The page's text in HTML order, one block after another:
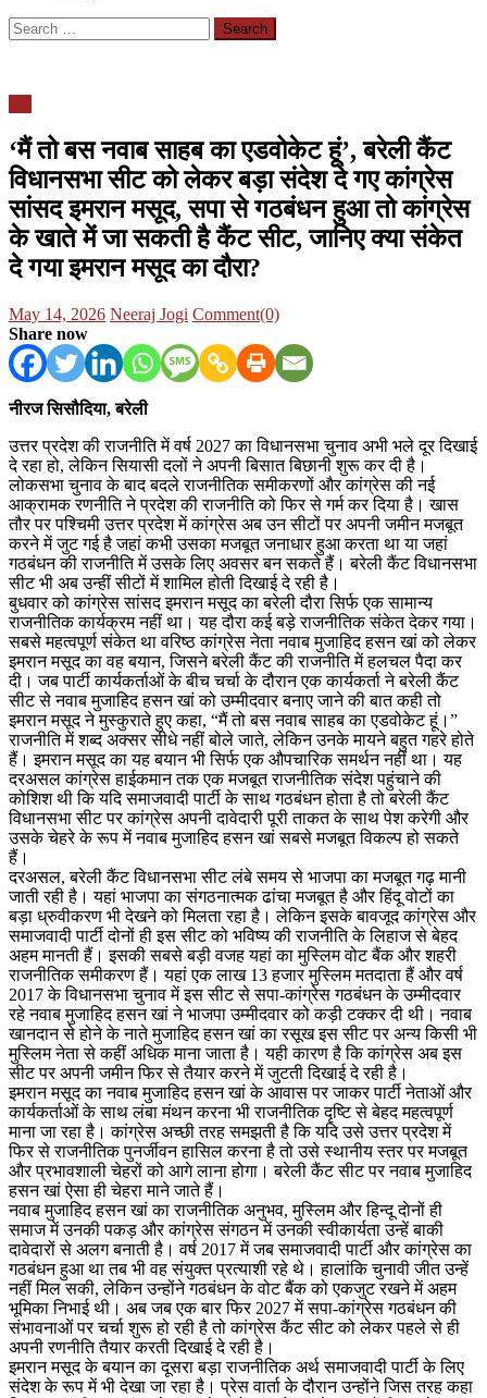
Search
for:
‘मैं तो बस नवाब साहब का एडवोकेट हूं’, बरेली कैंट
विधानसभा सीट को लेकर बड़ा संदेश दे गए कांग्रेस
सांसद इमरान मसूद, सपा से गठबंधन हुआ तो कांग्रेस
के खाते में जा सकती है कैंट सीट, जानिए क्या संकेत
दे गया इमरान मसूद का दौरा?
Posted
on
May 14, 2026 Author
Neeraj Jogi Comment(0)
Share now
नीरज सिसौदिया, बरेली
उत्तर प्रदेश की राजनीति में वर्ष 2027 का विधानसभा चुनाव अभी भले दूर दिखाई
दे रहा हो, लेकिन सियासी दलों ने अपनी बिसात बिछानी शुरू कर दी है।
लोकसभा चुनाव के बाद बदले राजनीतिक समीकरणों और कांग्रेस की नई
आक्रामक रणनीति ने प्रदेश की राजनीति को फिर से गर्म कर दिया है। खास
तौर पर पश्चिमी उत्तर प्रदेश में कांग्रेस अब उन सीटों पर अपनी जमीन मजबूत
करने में जुट गई है जहां कभी उसका मजबूत जनाधार हुआ करता था या जहां
गठबंधन की राजनीति में उसके लिए अवसर बन सकते हैं। बरेली कैंट विधानसभा
सीट भी अब उन्हीं सीटों में शामिल होती दिखाई दे रही है।
बुधवार को कांग्रेस सांसद इमरान मसूद का बरेली दौरा सिर्फ एक सामान्य
राजनीतिक कार्यक्रम नहीं था। यह दौरा कई बड़े राजनीतिक संकेत देकर गया।
सबसे महत्वपूर्ण संकेत था वरिष्ठ कांग्रेस नेता नवाब मुजाहिद हसन खां को लेकर
इमरान मसूद का वह बयान, जिसने बरेली कैंट की राजनीति में हलचल पैदा कर
दी। जब पार्टी कार्यकर्ताओं के बीच चर्चा के दौरान एक कार्यकर्ता ने बरेली कैंट
सीट से नवाब मुजाहिद हसन खां को उम्मीदवार बनाए जाने की बात कही तो
इमरान मसूद ने मुस्कुराते हुए कहा, “मैं तो बस नवाब साहब का एडवोकेट हूं।”
राजनीति में शब्द अक्सर सीधे नहीं बोले जाते, लेकिन उनके मायने बहुत गहरे होते
हैं। इमरान मसूद का यह बयान भी सिर्फ एक औपचारिक समर्थन नहीं था। यह
दरअसल कांग्रेस हाईकमान तक एक मजबूत राजनीतिक संदेश पहुंचाने की
कोशिश थी कि यदि समाजवादी पार्टी के साथ गठबंधन होता है तो बरेली कैंट
विधानसभा सीट पर कांग्रेस अपनी दावेदारी पूरी ताकत के साथ पेश करेगी और
उसके चेहरे के रूप में नवाब मुजाहिद हसन खां सबसे मजबूत विकल्प हो सकते
हैं।
दरअसल, बरेली कैंट विधानसभा सीट लंबे समय से भाजपा का मजबूत गढ़ मानी
जाती रही है। यहां भाजपा का संगठनात्मक ढांचा मजबूत है और हिंदू वोटों का
बड़ा ध्रुवीकरण भी देखने को मिलता रहा है। लेकिन इसके बावजूद कांग्रेस और
समाजवादी पार्टी दोनों ही इस सीट को भविष्य की राजनीति के लिहाज से बेहद
अहम मानती हैं। इसकी सबसे बड़ी वजह यहां का मुस्लिम वोट बैंक और शहरी
राजनीतिक समीकरण हैं। यहां एक लाख 13 हजार मुस्लिम मतदाता हैं और वर्ष
2017 के विधानसभा चुनाव में इस सीट से सपा-कांग्रेस गठबंधन के उम्मीदवार
रहे नवाब मुजाहिद हसन खां ने भाजपा उम्मीदवार को कड़ी टक्कर दी थी। नवाब
खानदान से होने के नाते मुजाहिद हसन खां का रसूख इस सीट पर अन्य किसी भी
मुस्लिम नेता से कहीं अधिक माना जाता है। यही कारण है कि कांग्रेस अब इस
सीट पर अपनी जमीन फिर से तैयार करने में जुटती दिखाई दे रही है।
इमरान मसूद का नवाब मुजाहिद हसन खां के आवास पर जाकर पार्टी नेताओं और
कार्यकर्ताओं के साथ लंबा मंथन करना भी राजनीतिक दृष्टि से बेहद महत्वपूर्ण
माना जा रहा है। कांग्रेस अच्छी तरह समझती है कि यदि उसे उत्तर प्रदेश में
फिर से राजनीतिक पुनर्जीवन हासिल करना है तो उसे स्थानीय स्तर पर मजबूत
और प्रभावशाली चेहरों को आगे लाना होगा। बरेली कैंट सीट पर नवाब मुजाहिद
हसन खां ऐसा ही चेहरा माने जाते हैं।
नवाब मुजाहिद हसन खां का राजनीतिक अनुभव, मुस्लिम और हिन्दू दाेनों ही
समाज में उनकी पकड़ और कांग्रेस संगठन में उनकी स्वीकार्यता उन्हें बाकी
दावेदारों से अलग बनाती है। वर्ष 2017 में जब समाजवादी पार्टी और कांग्रेस का
गठबंधन हुआ था तब भी वह संयुक्त प्रत्याशी रहे थे। हालांकि चुनावी जीत उन्हें
नहीं मिल सकी, लेकिन उन्होंने गठबंधन के वोट बैंक को एकजुट रखने में अहम
भूमिका निभाई थी। अब जब एक बार फिर 2027 में सपा-कांग्रेस गठबंधन की
संभावनाओं पर चर्चा शुरू हो रही है तो कांग्रेस कैंट सीट को लेकर पहले से ही
अपनी रणनीति तैयार करती दिखाई दे रही है।
इमरान मसूद के बयान का दूसरा बड़ा राजनीतिक अर्थ समाजवादी पार्टी के लिए
संदेश के रूप में भी देखा जा रहा है। प्रेस वार्ता के दौरान उन्होंने जिस तरह कहा